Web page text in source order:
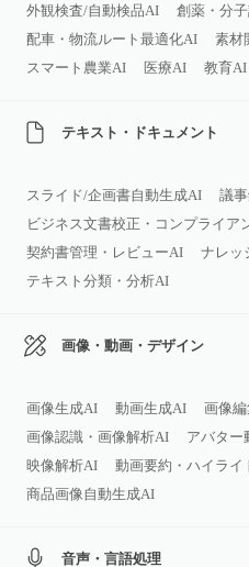
外観検査/自動検品AI
創薬・分
配車・物流ルート最適化AI
素材
スマート農業AI
医療AI 教育AI
テキスト・ドキュメント
スライド/企画書自動生成AI 議
ビジネス文書校正・コンプライア
契約書管理・レビューAI
ナレッ
テキスト分類・分析AI
画像・動画・デザイン
画像生成AI 動画生成AI
画像
画像認識・画像解析AI
アバター
映像解析AI
動画要約・ハイライ
商品画像自動生成AI
音声・言語処理